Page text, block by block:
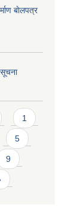
बाेलपत्र
1
5
9